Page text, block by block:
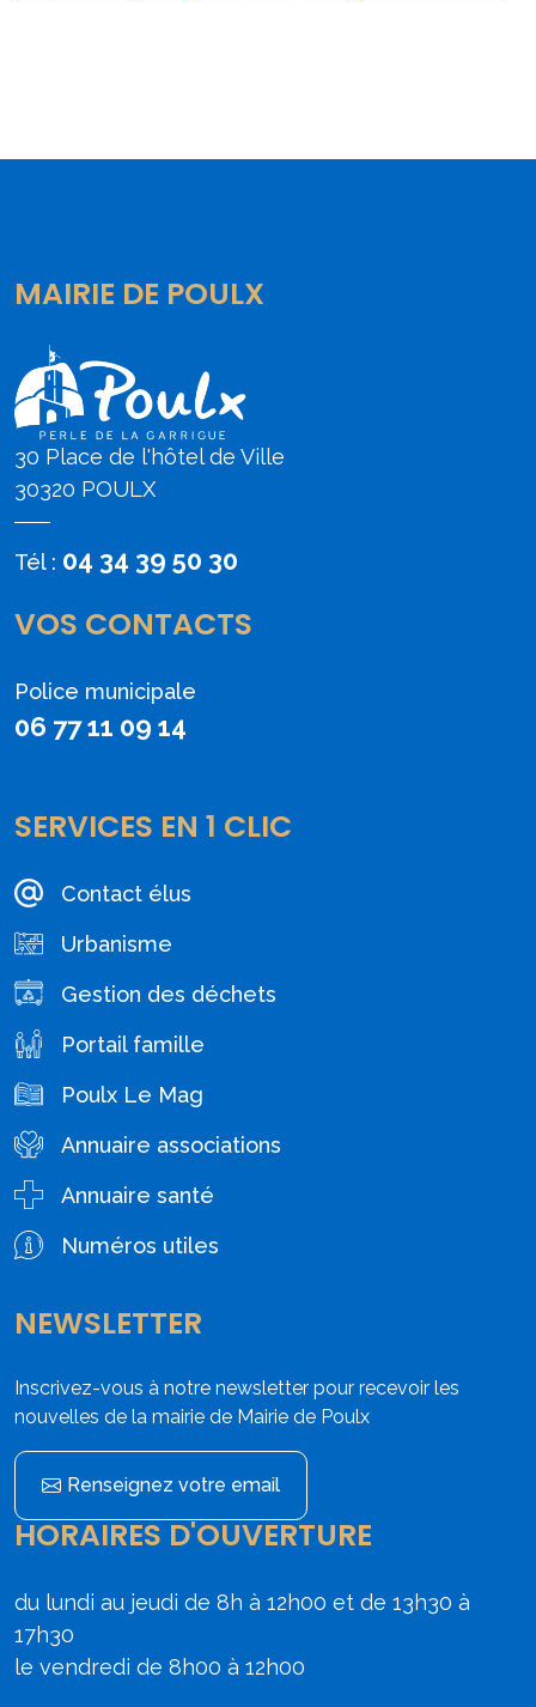
MAIRIE DE POULX
30 Place de l'hôtel de Ville
30320 POULX
Tél : 04 34 39 50 30
VOS CONTACTS
Police municipale
06 77 11 09 14
SERVICES EN 1 CLIC
Contact élus
Urbanisme
Gestion des déchets
Portail famille
Poulx Le Mag
Annuaire associations
Annuaire santé
Numéros utiles
NEWSLETTER
Inscrivez-vous à notre newsletter pour recevoir les
nouvelles de la mairie de Mairie de Poulx
Renseignez votre email
HORAIRES D'OUVERTURE
du lundi au jeudi de 8h à 12h00 et de 13h30 à
17h30
le vendredi de 8h00 à 12h00